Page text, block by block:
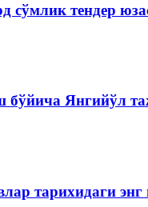
сўмлик тендер
Янгийўл
тарихидаги